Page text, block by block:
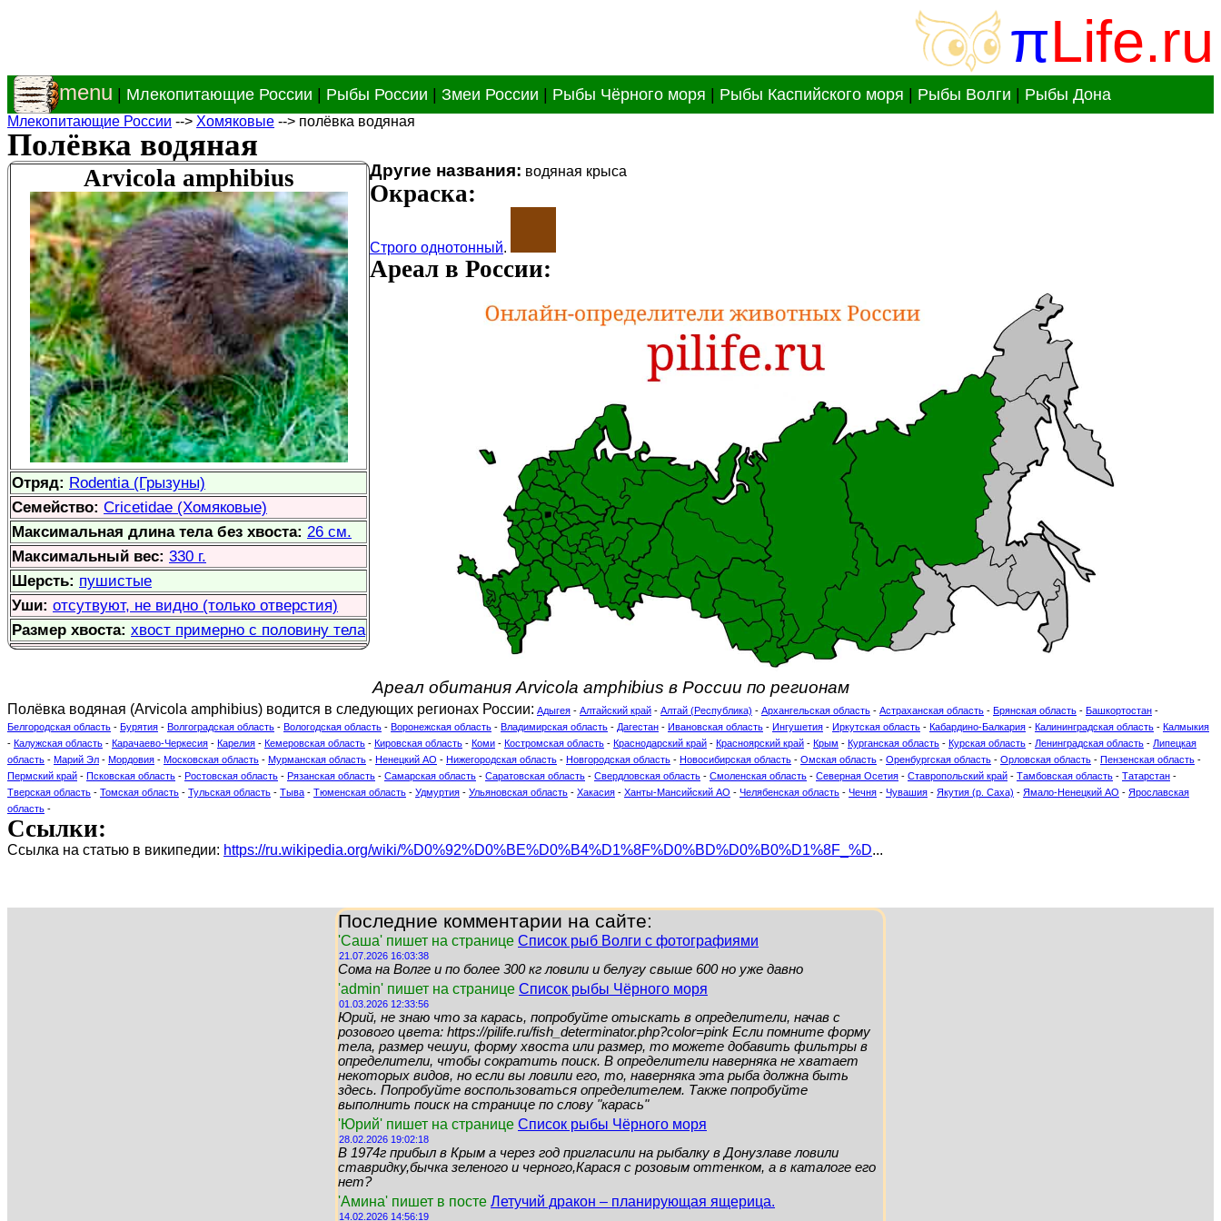
πLife.ru
menu Млекопитающие России Рыбы России Змеи России Рыбы Чёрного моря Рыбы Каспийского моря Рыбы Волги Рыбы Дона
Млекопитающие России --> Хомяковые --> полёвка водяная
Полёвка водяная
Другие названия: водяная крыса
Arvicola amphibius
Отряд: Rodentia (Грызуны)
Семейство: Cricetidae (Хомяковые)
Максимальная длина тела без хвоста: 26 см.
Максимальный вес: 330 г.
Шерсть: пушистые
Уши: отсутвуют, не видно (только отверстия)
Размер хвоста: хвост примерно с половину тела
Окраска:
Строго однотонный.
Ареал в России:
Ареал обитания Arvicola amphibius в России по регионам
Полёвка водяная (Arvicola amphibius) водится в следующих регионах России: Адыгея - Алтайский край - Алтай (Республика) - Архангельская область - Астраханская область - Брянская область - Башкортостан -
Белгородская область - Бурятия - Волгоградская область - Вологодская область - Воронежская область - Владимирская область - Дагестан - Ивановская область - Ингушетия - Иркутская область - Кабардино-Балкария - Калининградская область - Калмыкия
- Калужская область - Карачаево-Черкесия - Карелия - Кемеровская область - Кировская область - Коми - Костромская область - Краснодарский край - Красноярский край - Крым - Курганская область - Курская область - Ленинградская область - Липецкая
область - Марий Эл - Мордовия - Московская область - Мурманская область - Ненецкий АО - Нижегородская область - Новгородская область - Новосибирская область - Омская область - Оренбургская область - Орловская область - Пензенская область -
Пермский край - Псковская область - Ростовская область - Рязанская область - Самарская область - Саратовская область - Свердловская область - Смоленская область - Северная Осетия - Ставропольский край - Тамбовская область - Татарстан -
Тверская область - Томская область - Тульская область - Тыва - Тюменская область - Удмуртия - Ульяновская область - Хакасия - Ханты-Мансийский АО - Челябенская область - Чечня - Чувашия - Якутия (р. Саха) - Ямало-Ненецкий АО - Ярославская
область -
Ссылки:
Ссылка на статью в википедии: https://ru.wikipedia.org/wiki/%D0%92%D0%BE%D0%B4%D1%8F%D0%BD%D0%B0%D1%8F_%D...
Последние комментарии на сайте:
'Саша' пишет на странице Список рыб Волги с фотографиями
21.07.2026 16:03:38
Сома на Волге и по более 300 кг ловили и белугу свыше 600 но уже давно
'admin' пишет на странице Список рыбы Чёрного моря
01.03.2026 12:33:56
Юрий, не знаю что за карась, попробуйте отыскать в определители, начав с
розового цвета: https://pilife.ru/fish_determinator.php?color=pink Если помните форму
тела, размер чешуи, форму хвоста или размер, то можете добавить фильтры в
определители, чтобы сократить поиск. В определители наверняка не хватает
некоторых видов, но если вы ловили его, то, наверняка эта рыба должна быть
здесь. Попробуйте воспользоваться определителем. Также попробуйте
выполнить поиск на странице по слову "карась"
'Юрий' пишет на странице Список рыбы Чёрного моря
28.02.2026 19:02:18
В 1974г прибыл в Крым а через год пригласили на рыбалку в Донузлаве ловили
ставридку,бычка зеленого и черного,Карася с розовым оттенком, а в каталоге его
нет?
'Амина' пишет в посте Летучий дракон – планирующая ящерица.
14.02.2026 14:56:19